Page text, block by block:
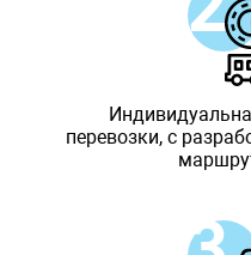
перевозки, с